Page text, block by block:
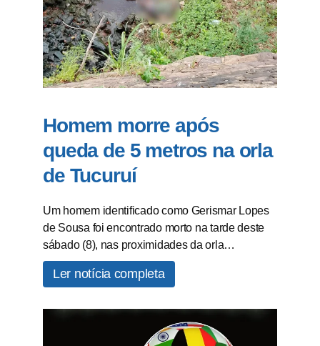
Homem morre após
queda de 5 metros na orla
de Tucuruí
Um homem identificado como Gerismar Lopes
de Sousa foi encontrado morto na tarde deste
sábado (8), nas proximidades da orla…
Ler notícia completa